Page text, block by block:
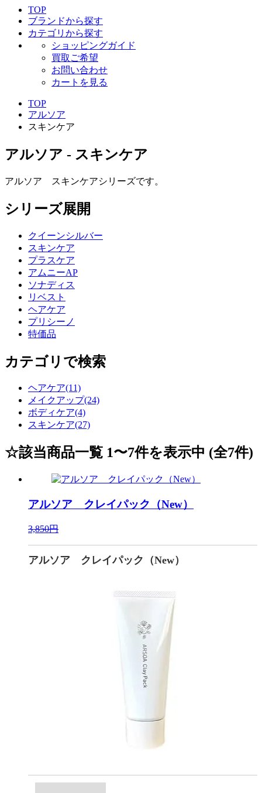
TOP
ブランドから探す
カテゴリから探す
ショッピングガイド
買取ご希望
お問い合わせ
カートを見る
TOP
アルソア
スキンケア
アルソア - スキンケア
アルソア スキンケアシリーズです。
シリーズ展開
クイーンシルバー
スキンケア
プラスケア
アムニーAP
ソナディス
リベスト
ヘアケア
プリシーノ
特価品
カテゴリで検索
ヘアケア(11)
メイクアップ(24)
ボディケア(4)
スキンケア(27)
☆該当商品一覧 1〜7件を表示中 (全7件)
アルソア クレイパック（New）
3,850円
アルソア クレイパック（New）